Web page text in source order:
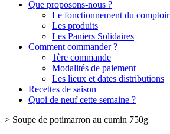
Que proposons-nous ?
Le fonctionnement du comptoir
Les produits
Les Paniers Solidaires
Comment commander ?
1ère commande
Modalités de paiement
Les lieux et dates distributions
Recettes de saison
Quoi de neuf cette semaine ?
> Soupe de potimarron au cumin 750g